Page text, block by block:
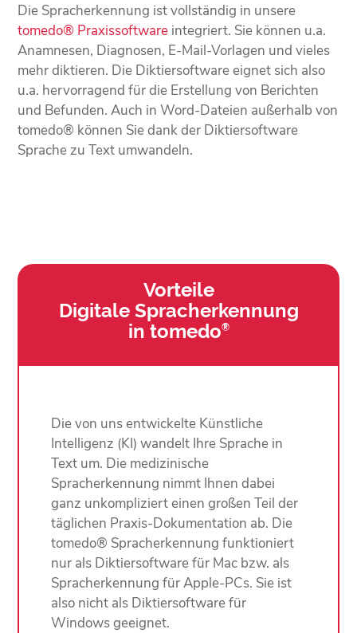
Die Spracherkennung ist vollständig in unsere
tomedo® Praxissoftware integriert. Sie können u.a.
Anamnesen, Diagnosen, E-Mail-Vorlagen und vieles
mehr diktieren. Die Diktiersoftware eignet sich also
u.a. hervorragend für die Erstellung von Berichten
und Befunden. Auch in Word-Dateien außerhalb von
tomedo® können Sie dank der Diktiersoftware
Sprache zu Text umwandeln.
Vorteile
Digitale Sprach­erkennung
in tomedo®
Die von uns entwickelte Künstliche
Intelligenz (KI) wandelt Ihre Sprache in
Text um. Die medizinische
Spracherkennung nimmt Ihnen dabei
ganz unkompliziert einen großen Teil der
täglichen Praxis-Dokumentation ab. Die
tomedo® Spracherkennung funktioniert
nur als Diktiersoftware für Mac bzw. als
Spracherkennung für Apple-PCs. Sie ist
also nicht als Diktiersoftware für
Windows geeignet.